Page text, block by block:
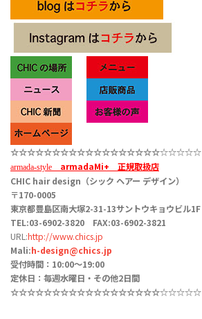
☆☆☆☆☆☆☆☆☆☆☆☆☆☆☆☆☆☆☆☆☆☆☆
armada-style armadaMi+ 正規取扱店
CHIC hair design（シック ヘアー デザイン）
〒170-0005
東京都豊島区南大塚2-31-13サントウキョウビル1F
TEL:03-6902-3820 FAX:03-6902-3821
URL:http://www.chics.jp
Mali:h-design@chics.jp
受付時間：10:00〜19:00
定休日：毎週水曜日・その他2日間
☆☆☆☆☆☆☆☆☆☆☆☆☆☆☆☆☆☆☆☆☆☆☆